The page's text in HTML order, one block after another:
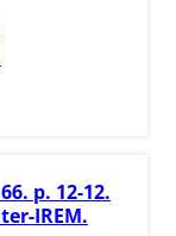
p. 12-12.
IREM.